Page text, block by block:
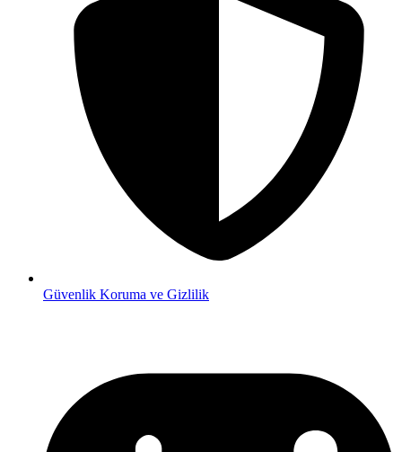
Güvenlik Koruma ve Gizlilik